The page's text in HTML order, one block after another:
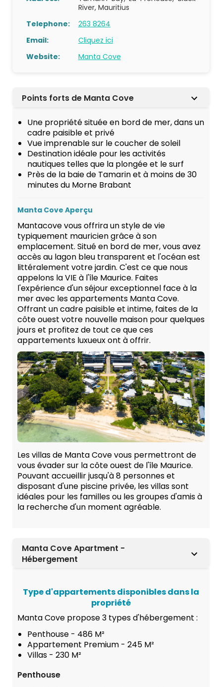
River, Mauritius
Telephone:
263 8264
Email:
Cliquez ici
Website:
Manta Cove
Points forts de Manta Cove
Une propriété située en bord de mer, dans un
cadre paisible et privé
Vue imprenable sur le coucher de soleil
Destination idéale pour les activités
nautiques telles que la plongée et le surf
Près de la baie de Tamarin et à moins de 30
minutes du Morne Brabant
Manta Cove Aperçu
Mantacove vous offrira un style de vie
typiquement mauricien grâce à son
emplacement. Situé en bord de mer, vous avez
accès au lagon bleu transparent et l'océan est
littéralement votre jardin. C'est ce que nous
appelons la VIE à l'île Maurice. Faites
l'expérience d'un séjour exceptionnel face à la
mer avec les appartements Manta Cove.
Offrant un cadre paisible et intime, faites de la
côte ouest votre nouvelle maison pour quelques
jours et profitez de tout ce que ces
appartements luxueux ont à offrir.
Les villas de Manta Cove vous permettront de
vous évader sur la côte ouest de l'île Maurice.
Pouvant accueillir jusqu'à 8 personnes et
disposant d'une piscine privée, les villas sont
idéales pour les familles ou les groupes d'amis à
la recherche d'un moment agréable.
Manta Cove Apartment -
Hébergement
Type d'appartements disponibles dans la
propriété
Manta Cove propose 3 types d'hébergement :
Penthouse - 486 M²
Appartement Premium - 245 M²
Villas - 230 M²
Penthouse